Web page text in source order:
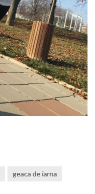
geaca de iarna